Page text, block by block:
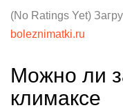
(No Ratings Yet)
boleznimatki.ru
Можно ли
климаксе